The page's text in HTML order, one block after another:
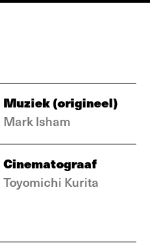
Muziek (origineel)
Mark Isham
Cinematograaf
Toyomichi Kurita